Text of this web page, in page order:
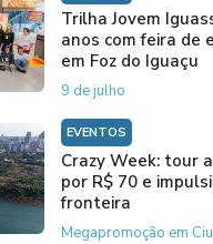
Trilha Jovem
anos com feira de
em Foz do Iguaçu
9 de julho
EVENTOS
Crazy Week: tour
por R$ 70 e
fronteira
Megapromoção em